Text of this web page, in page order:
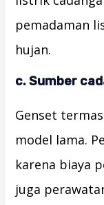
pemadaman
hujan.
c. Sumber
Genset
model lama.
karena biaya
juga